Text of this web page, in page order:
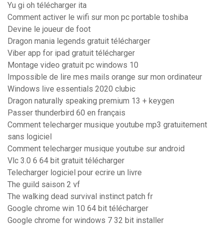
Yu gi oh télécharger ita
Comment activer le wifi sur mon pc portable toshiba
Devine le joueur de foot
Dragon mania legends gratuit télécharger
Viber app for ipad gratuit télécharger
Montage video gratuit pc windows 10
Impossible de lire mes mails orange sur mon ordinateur
Windows live essentials 2020 clubic
Dragon naturally speaking premium 13 + keygen
Passer thunderbird 60 en français
Comment telecharger musique youtube mp3 gratuitement
sans logiciel
Comment telecharger musique youtube sur android
Vlc 3.0 6 64 bit gratuit télécharger
Telecharger logiciel pour ecrire un livre
The guild saison 2 vf
The walking dead survival instinct patch fr
Google chrome win 10 64 bit télécharger
Google chrome for windows 7 32 bit installer